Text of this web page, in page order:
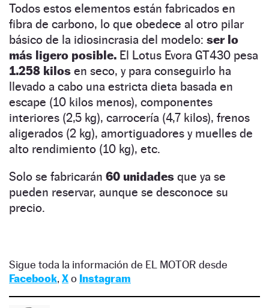
Todos estos elementos están fabricados en
fibra de carbono, lo que obedece al otro pilar
básico de la idiosincrasia del modelo: ser lo
más ligero posible. El Lotus Evora GT430 pesa
1.258 kilos en seco, y para conseguirlo ha
llevado a cabo una estricta dieta basada en
escape (10 kilos menos), componentes
interiores (2,5 kg), carrocería (4,7 kilos), frenos
aligerados (2 kg), amortiguadores y muelles de
alto rendimiento (10 kg), etc.
Solo se fabricarán 60 unidades que ya se
pueden reservar, aunque se desconoce su
precio.
Sigue toda la información de EL MOTOR desde
Facebook, Xo Instagram